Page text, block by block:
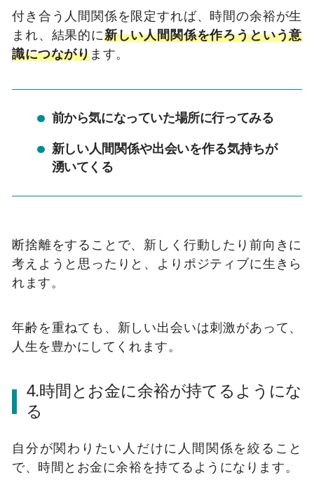
付き合う人間関係を限定すれば、時間の余裕が生
まれ、結果的に新しい人間関係を作ろうという意
識につながります。
前から気になっていた場所に行ってみる
新しい人間関係や出会いを作る気持ちが
湧いてくる
断捨離をすることで、新しく行動したり前向きに
考えようと思ったりと、よりポジティブに生きら
れます。
年齢を重ねても、新しい出会いは刺激があって、
人生を豊かにしてくれます。
4.時間とお金に余裕が持てるようにな
る
自分が関わりたい人だけに人間関係を絞ること
で、時間とお金に余裕を持てるようになります。